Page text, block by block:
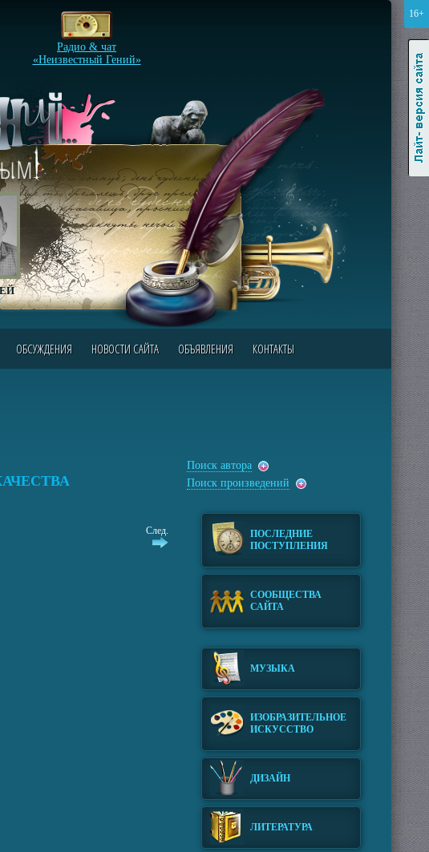
16+
Радио & чат
«Неизвестный Гений»
ОБСУЖДЕНИЯ НОВОСТИ САЙТА ОБЪЯВЛЕНИЯ КОНТАКТЫ
След.
Поиск автора
Поиск произведений
ПОСЛЕДНИЕ
ПОСТУПЛЕНИЯ
СООБЩЕСТВА
САЙТА
МУЗЫКА
ИЗОБРАЗИТЕЛЬНОЕ
ИСКУССТВО
ДИЗАЙН
ЛИТЕРАТУРА